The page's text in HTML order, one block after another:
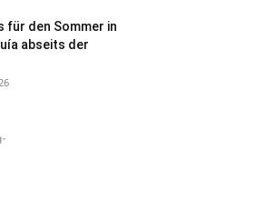
für den Sommer in
abseits der